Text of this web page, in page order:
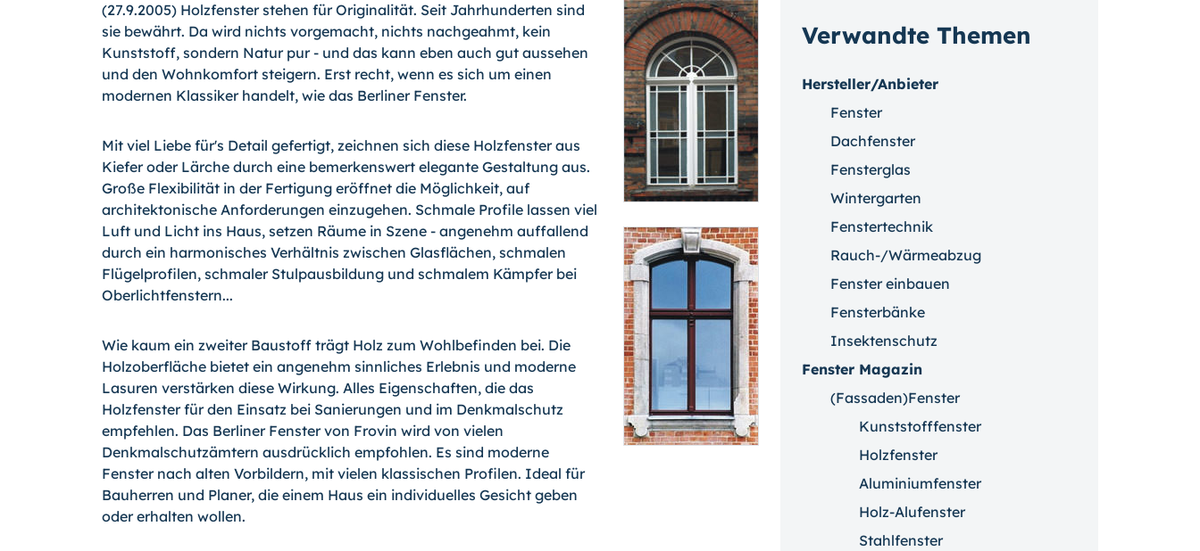
(27.9.2005) Holzfenster stehen für Originalität. Seit Jahrhunderten sind
sie bewährt. Da wird nichts vorgemacht, nichts nachgeahmt, kein
Kunststoff, sondern Natur pur - und das kann eben auch gut aussehen
und den Wohnkomfort steigern. Erst recht, wenn es sich um einen
modernen Klassiker handelt, wie das Berliner Fenster.
Mit viel Liebe für's Detail gefertigt, zeichnen sich diese Holzfenster aus
Kiefer oder Lärche durch eine bemerkenswert elegante Gestaltung aus.
Große Flexibilität in der Fertigung eröffnet die Möglichkeit, auf
architektonische Anforderungen einzugehen. Schmale Profile lassen viel
Luft und Licht ins Haus, setzen Räume in Szene - angenehm auffallend
durch ein harmonisches Verhältnis zwischen Glasflächen, schmalen
Flügelprofilen, schmaler Stulpausbildung und schmalem Kämpfer bei
Oberlichtfenstern...
Wie kaum ein zweiter Baustoff trägt Holz zum Wohlbefinden bei. Die
Holzoberfläche bietet ein angenehm sinnliches Erlebnis und moderne
Lasuren verstärken diese Wirkung. Alles Eigenschaften, die das
Holzfenster für den Einsatz bei Sanierungen und im Denkmalschutz
empfehlen. Das Berliner Fenster von Frovin wird von vielen
Denkmalschutzämtern ausdrücklich empfohlen. Es sind moderne
Fenster nach alten Vorbildern, mit vielen klassischen Profilen. Ideal für
Bauherren und Planer, die einem Haus ein individuelles Gesicht geben
oder erhalten wollen.
Verwandte Themen
Hersteller/Anbieter
Fenster
Dachfenster
Fensterglas
Wintergarten
Fenstertechnik
Rauch-/Wärmeabzug
Fenster einbauen
Fensterbänke
Insektenschutz
Fenster Magazin
(Fassaden)Fenster
Kunststofffenster
Holzfenster
Aluminiumfenster
Holz-Alufenster
Stahlfenster